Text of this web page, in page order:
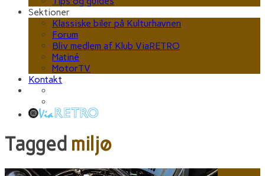
Sektioner
Klassiske biler på Kulturhavnen
Forum
Bliv medlem af Klub ViaRETRO
Matiné
MotorTV
Kontakt
Tagged miljø